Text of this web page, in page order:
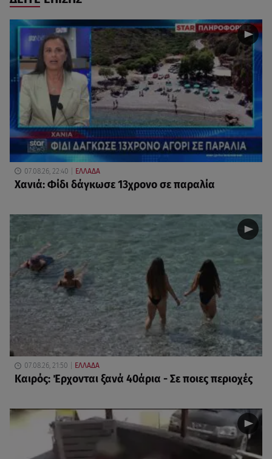
07.08.26, 22:40 ΕΛΛΑΔΑ
Χανιά: Φίδι δάγκωσε 13χρονο σε παραλία
07.08.26, 21:50 ΕΛΛΑΔΑ
Καιρός: Έρχονται ξανά 40άρια - Σε ποιες περιοχές